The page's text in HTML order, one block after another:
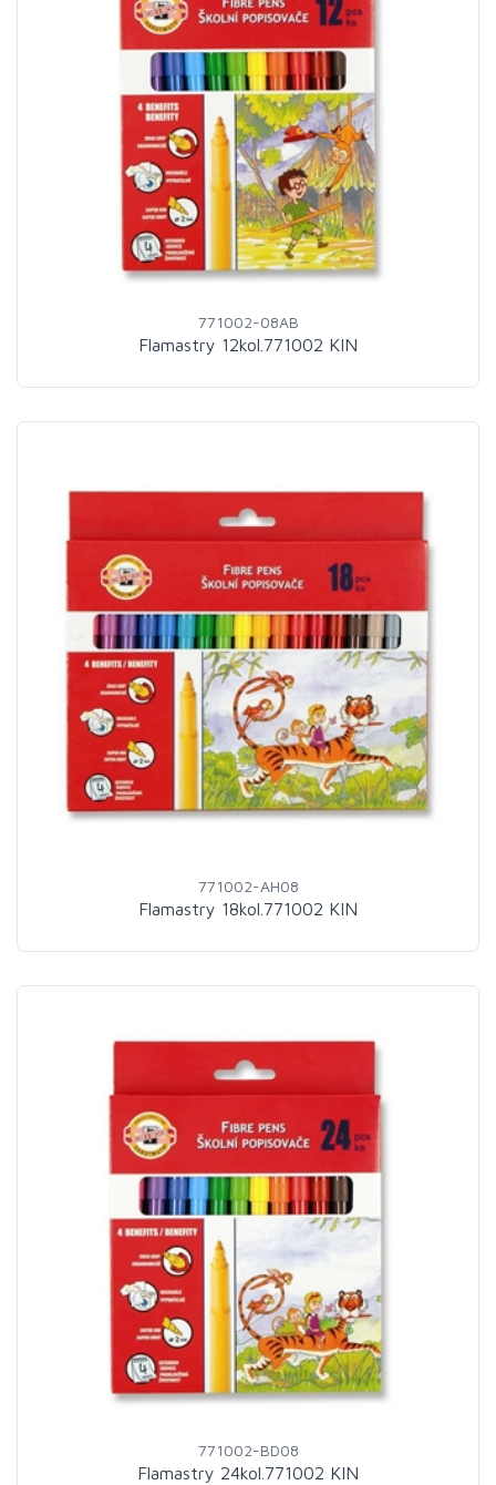
771002-08AB
Flamastry 12kol.771002 KIN
771002-AH08
Flamastry 18kol.771002 KIN
771002-BD08
Flamastry 24kol.771002 KIN